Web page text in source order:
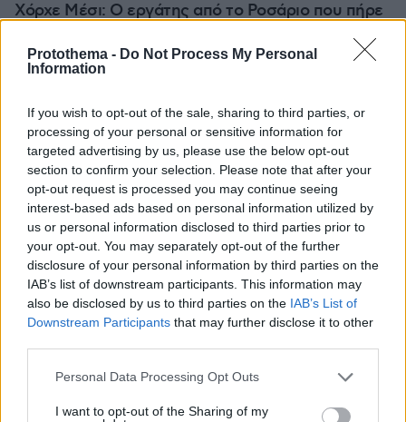
Protothema - Do Not Process My Personal
Information
If you wish to opt-out of the sale, sharing to third parties, or
processing of your personal or sensitive information for
targeted advertising by us, please use the below opt-out
section to confirm your selection. Please note that after your
opt-out request is processed you may continue seeing
interest-based ads based on personal information utilized by
us or personal information disclosed to third parties prior to
your opt-out. You may separately opt-out of the further
disclosure of your personal information by third parties on the
IAB’s list of downstream participants. This information may
also be disclosed by us to third parties on the IAB’s List of
Downstream Participants that may further disclose it to other
Please note that this website/app uses one or more Google
not limited to your visit or usage behaviour. You may click to
Personal Data Processing Opt Outs
I want to opt-out of the Sharing of my
Χόρχε Μέσι: Ο εργάτης από το Ροσάριο που πήρε
ιστορία του ποδοσφαίρου με μια υπογραφή σε...
χαρτοπετσέτα
Εγκαταλείπει το κόμμα Καρυστιανού
και ο επιχειρηματίας Νίκος
Μπρουτζάκης: Καταγγέλλει κλειστή
κάστα, «λένε προδότες και
πληρωμένους όσους αποχωρούν»
08.08.2026, 18:48 343
Βασιλική κηδεία προβλέπεται για τον
πρίγκιπα Άντριου όταν πεθάνει παρά
την αποκαθήλωσή του, αντιδράσεις
για το «μυστικό σχέδιο»